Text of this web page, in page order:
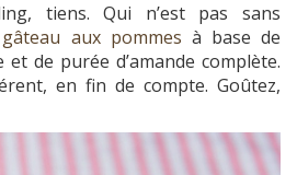
tiens. Qui n’est pas sans
gâteau aux pommes à base de
de purée d’amande complète.
en fin de compte. Goûtez,